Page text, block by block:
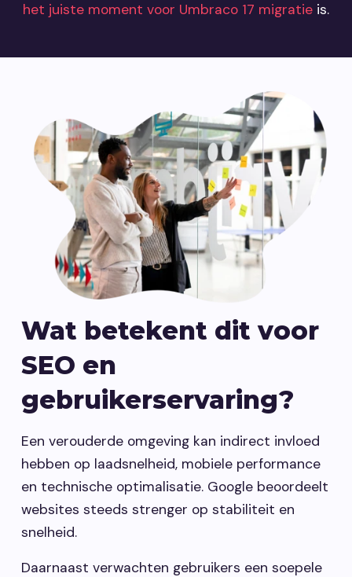
het juiste moment voor Umbraco 17 migratie is.
Wat betekent dit voor
SEO en
gebruikerservaring?
Een verouderde omgeving kan indirect invloed
hebben op laadsnelheid, mobiele performance
en technische optimalisatie. Google beoordeelt
websites steeds strenger op stabiliteit en
snelheid.
Daarnaast verwachten gebruikers een soepele